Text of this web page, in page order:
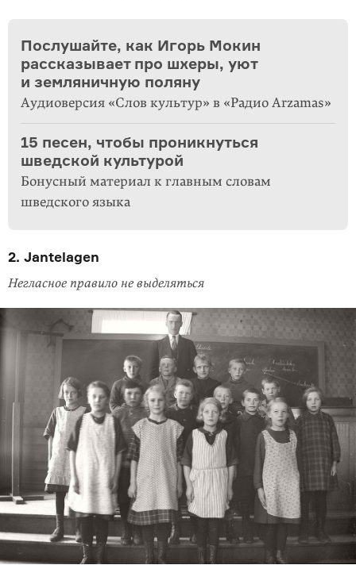
Послушайте, как Игорь Мокин
рассказывает про шхеры, уют
и земляничную поляну
Аудиоверсия «Слов культур» в «Радио Arzamas»
15 песен, чтобы проникнуться
шведской культурой
Бонусный материал к главным словам
шведского языка
2. Jantelagen
Негласное правило не выделяться